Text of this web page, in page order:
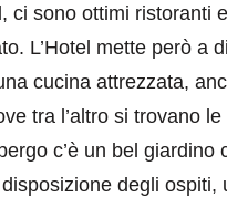
ci sono ottimi ristoranti
L’Hotel mette però a
cucina attrezzata,
tra l’altro si trovano
c’è un bel giardino
degli ospiti,